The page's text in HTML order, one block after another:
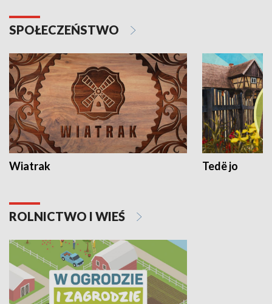
SPOŁECZEŃSTWO
Wiatrak Tedë jo
ROLNICTWO I WIEŚ